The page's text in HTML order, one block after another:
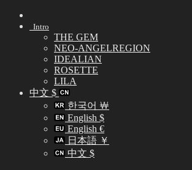
Skip
Intro
THE GEM
NEO-ANGELREGION
IDEALIAN
ROSETTE
LILA
中文 $
한국어 ￦
English $
English €
日本語 ￥
中文 $